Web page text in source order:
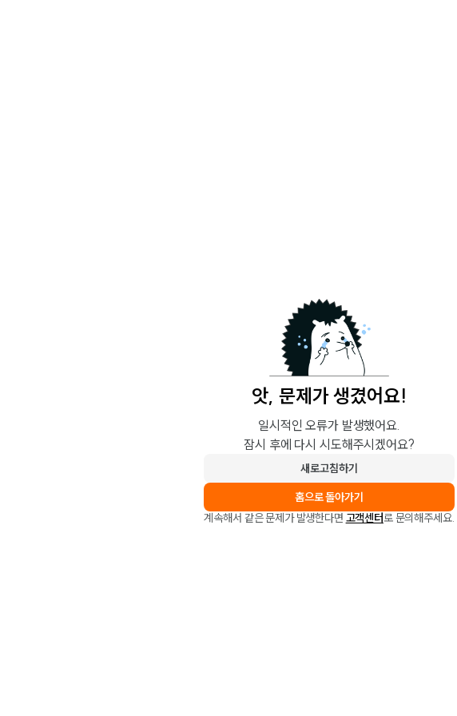
앗, 문제가 생겼어요!
일시적인 오류가 발생했어요.
잠시 후에 다시 시도해주시겠어요?
새로고침하기
홈으로 돌아가기
계속해서 같은 문제가 발생한다면 고객센터로 문의해주세요.